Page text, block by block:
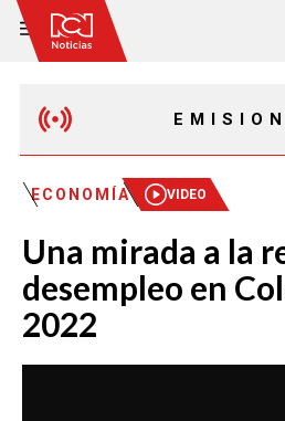
EMISIÓN 12:30 PM
EMISIÓN
ECONOMÍA VIDEO
Una mirada a la
desempleo en
2022